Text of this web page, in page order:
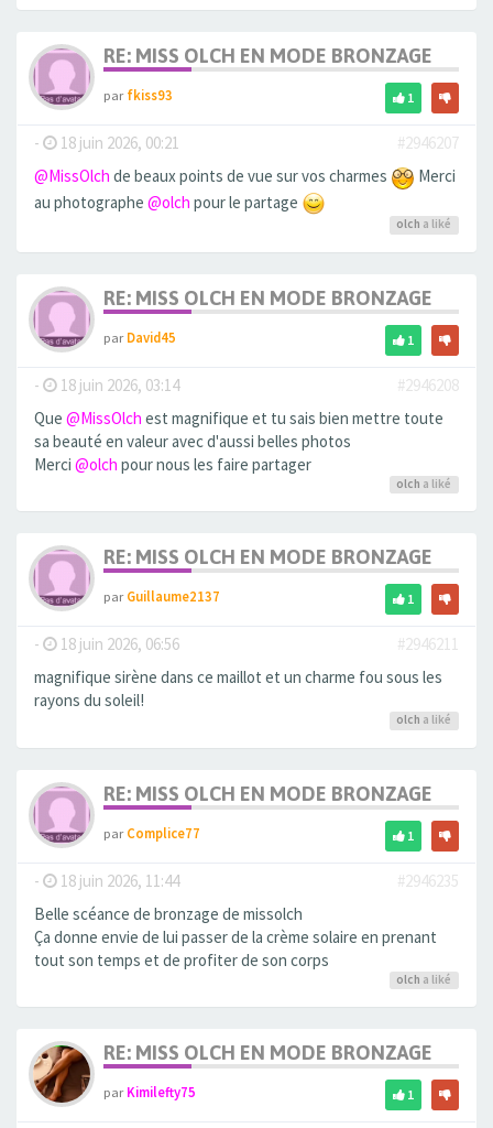
RE: MISS OLCH EN MODE BRONZAGE
parfkiss93 1
- 18 juin 2026, 00:21
#2946207
@MissOlch de beaux points de vue sur vos charmes
Merci
au photographe @olch pour le partage
olch a liké
RE: MISS OLCH EN MODE BRONZAGE
parDavid45 1
- 18 juin 2026, 03:14
#2946208
Que @MissOlch est magnifique et tu sais bien mettre toute
sa beauté en valeur avec d'aussi belles photos
Merci @olch pour nous les faire partager
olch a liké
RE: MISS OLCH EN MODE BRONZAGE
parGuillaume2137 1
- 18 juin 2026, 06:56
#2946211
magnifique sirène dans ce maillot et un charme fou sous les
rayons du soleil!
olch a liké
RE: MISS OLCH EN MODE BRONZAGE
parComplice77 1
- 18 juin 2026, 11:44
#2946235
Belle scéance de bronzage de missolch
Ça donne envie de lui passer de la crème solaire en prenant
tout son temps et de profiter de son corps
olch a liké
RE: MISS OLCH EN MODE BRONZAGE
parKimilefty75 1